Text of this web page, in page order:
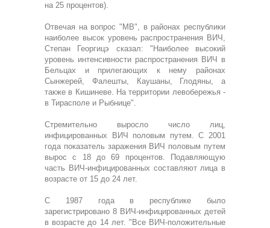
на 25 процентов).
Отвечая на вопрос "МВ", в районах республики
наиболее высок уровень распространения ВИЧ,
Степан Георгицэ сказал: "Наиболее высокий
уровень интенсивности распространения ВИЧ в
Бельцах и прилегающих к нему районах
Сынжерей, Фалешты, Каушаны, Глодяны, а
также в Кишиневе. На территории левобережья -
в Тирасполе и Рыбнице".
Стремительно выросло число лиц,
инфицированных ВИЧ половым путем. С 2001
года показатель заражения ВИЧ половым путем
вырос с 18 до 69 процентов. Подавляющую
часть ВИЧ-инфицированных составляют лица в
возрасте от 15 до 24 лет.
С 1987 года в республике было
зарегистрировано 8 ВИЧ-инфицированных детей
в возрасте до 14 лет. "Все ВИЧ-положительные